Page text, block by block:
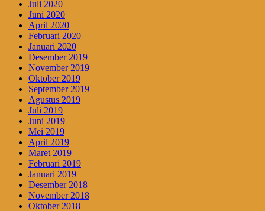
Juli 2020
Juni 2020
April 2020
Februari 2020
Januari 2020
Desember 2019
November 2019
Oktober 2019
September 2019
Agustus 2019
Juli 2019
Juni 2019
Mei 2019
April 2019
Maret 2019
Februari 2019
Januari 2019
Desember 2018
November 2018
Oktober 2018